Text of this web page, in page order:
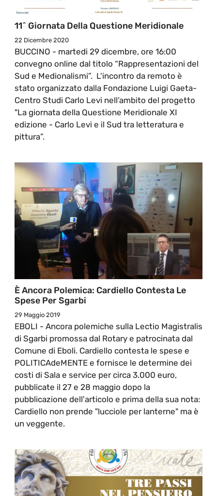
11^ Giornata Della Questione Meridionale
22 Dicembre 2020
BUCCINO - martedi 29 dicembre, ore 16:00
convegno online dal titolo “Rappresentazioni del
Sud e Medionalismi”. L'incontro da remoto è
stato organizzato dalla Fondazione Luigi Gaeta-
Centro Studi Carlo Levi nell’ambito del progetto
"La giornata della Questione Meridionale XI
edizione - Carlo Levi e il Sud tra letteratura e
pittura”.
È Ancora Polemica: Cardiello Contesta Le
Spese Per Sgarbi
29 Maggio 2019
EBOLI - Ancora polemiche sulla Lectio Magistralis
di Sgarbi promossa dal Rotary e patrocinata dal
Comune di Eboli. Cardiello contesta le spese e
POLITICAdeMENTE e fornisce le determine dei
costi di Sala e service per circa 3.000 euro,
pubblicate il 27 e 28 maggio dopo la
pubblicazione dell'articolo e prima della sua nota:
Cardiello non prende "lucciole per lanterne" ma è
un veggente.